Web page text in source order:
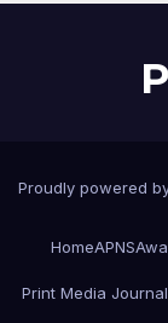
Proudly powered
HomeAPNS
Print Media